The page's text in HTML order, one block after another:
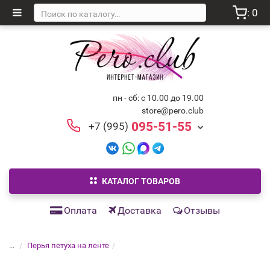
: 0
пн - сб: с 10.00 до 19.00
store@pero.club
+7 (995) 095-51-55
КАТАЛОГ ТОВАРОВ
Оплата Доставка Отзывы
...
Перья петуха на ленте